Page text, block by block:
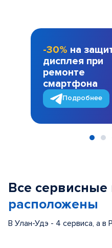
-30% на
дисплея при
ремонте
смартфона
Подробнее
Все сервисные
расположены
В Улан-Удэ - 4 сервиса, а в